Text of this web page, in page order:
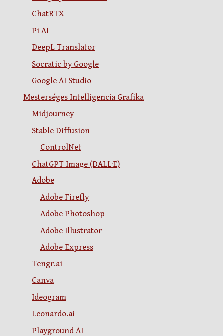
ChatRTX
Pi AI
DeepL Translator
Socratic by Google
Google AI Studio
Mesterséges Intelligencia Grafika
Midjourney
Stable Diffusion
ControlNet
ChatGPT Image (DALL·E)
Adobe
Adobe Firefly
Adobe Photoshop
Adobe Illustrator
Adobe Express
Tengr.ai
Canva
Ideogram
Leonardo.ai
Playground AI